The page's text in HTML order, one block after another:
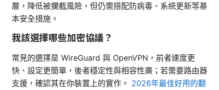
層，降低被攔截風險，但仍需搭配防病毒、系統更新等基
本安全措施。
我該選擇哪些加密協議？
常見的選擇是 WireGuard 與 OpenVPN，前者速度更
快、設定更簡單，後者穩定性與相容性廣；若需要路由器
支援，確認其在你裝置上的實作。 2026年最佳好用的翻